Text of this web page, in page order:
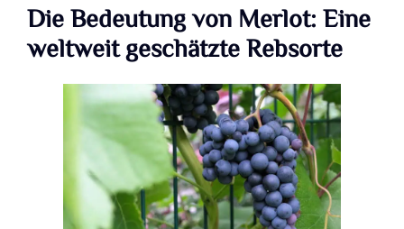
Die Bedeutung von Merlot: Eine
weltweit geschätzte Rebsorte